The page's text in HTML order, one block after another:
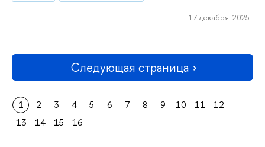
17 декабря 2025
Следующая страница
1 2 3 4 5 6 7 8 9 10 11
12
13
14 15 16